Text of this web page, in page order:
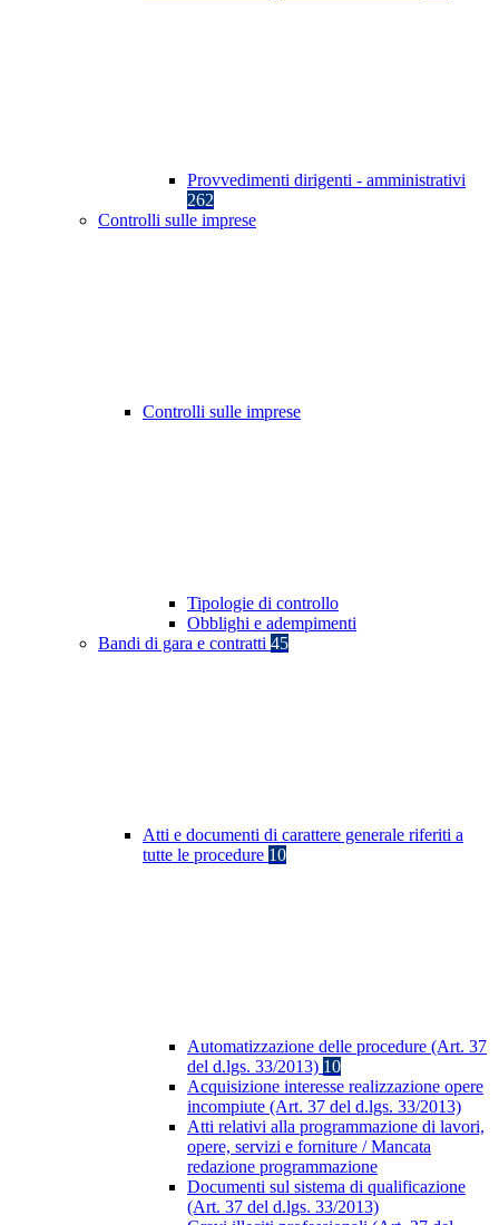
Provvedimenti dirigenti - amministrativi
262
Controlli sulle imprese
Controlli sulle imprese
Tipologie di controllo
Obblighi e adempimenti
Bandi di gara e contratti 45
Atti e documenti di carattere generale riferiti a
tutte le procedure 10
Automatizzazione delle procedure (Art. 37
del d.lgs. 33/2013) 10
Acquisizione interesse realizzazione opere
incompiute (Art. 37 del d.lgs. 33/2013)
Atti relativi alla programmazione di lavori,
opere, servizi e forniture / Mancata
redazione programmazione
Documenti sul sistema di qualificazione
(Art. 37 del d.lgs. 33/2013)